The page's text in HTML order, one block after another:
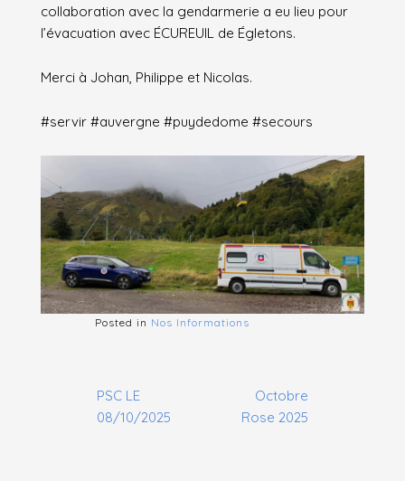
collaboration avec la gendarmerie a eu lieu pour
l’évacuation avec ÉCUREUIL de Égletons.
Merci à Johan, Philippe et Nicolas.
#servir #auvergne #puydedome #secours
Posted in Nos Informations
Navigation
de
PSC LE
08/10/2025
Octobre
Rose 2025